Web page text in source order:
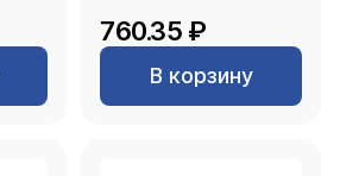
760.35 ₽
В корзину